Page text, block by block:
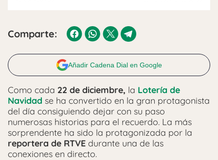
Comparte:
Añadir Cadena Dial en Google
Como cada 22 de diciembre, la Lotería de
Navidad se ha convertido en la gran protagonista
del día consiguiendo dejar con su paso
numerosas historias para el recuerdo. La más
sorprendente ha sido la protagonizada por la
reportera de RTVE durante una de las
conexiones en directo.